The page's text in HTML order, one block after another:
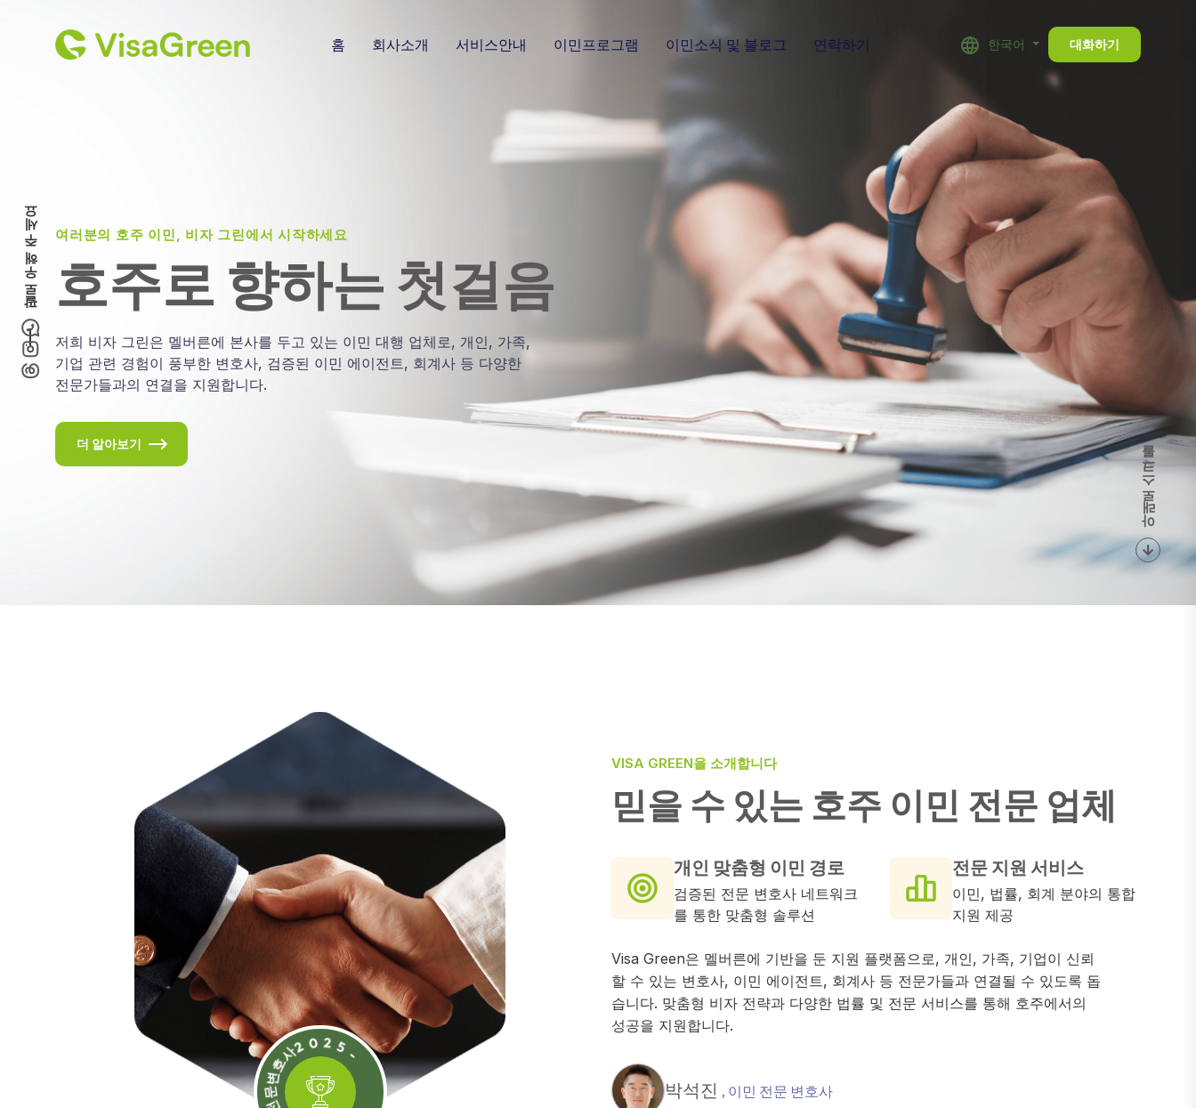
홈 회사소개 서비스안내 이민프로그램 이민소식 및 블로그 연락하기 한국어 대화하기
여러분의 호주 이민, 비자 그린에서 시작하세요
호주로 향하는 첫걸음
저희 비자 그린은 멜버른에 본사를 두고 있는 이민 대행 업체로, 개인, 가족,
기업 관련 경험이 풍부한 변호사, 검증된 이민 에이전트, 회계사 등 다양한
전문가들과의 연결을 지원합니다.
더 알아보기
팔로우해 주세요
아래로 스크롤
호
주
이
민전문변호사2
VISA GREEN을 소개합니다
믿을 수 있는 호주 이민 전문 업체
개인 맞춤형 이민 경로
검증된 전문 변호사 네트워크
를 통한 맞춤형 솔루션
전문 지원 서비스
이민, 법률, 회계 분야의 통합
지원 제공
Visa Green은 멜버른에 기반을 둔 지원 플랫폼으로, 개인, 가족, 기업이 신뢰
할 수 있는 변호사, 이민 에이전트, 회계사 등 전문가들과 연결될 수 있도록 돕
습니다. 맞춤형 비자 전략과 다양한 법률 및 전문 서비스를 통해 호주에서의
성공을 지원합니다.
박석진 , 이민 전문 변호사